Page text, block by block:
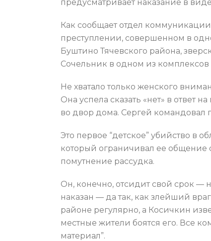
предусматривает наказание в
Как сообщает отдел
преступлении, совершенном в
Буштино Тячевского района,
Сочельник в одном из комплексов
Не хватало только женского
Она успела сказать «нет» в ответ
во двор дома. Сергей командовал
Это первое “детское” убийство в
который ограничивал ее общение
помутнение рассудка.
Он, конечно, отсидит свой срок —
наказан — да так, как злейший
районе регулярно, а Косичкин
местные жители боятся его. Все
материал”.